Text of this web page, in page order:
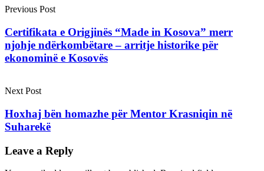
Previous Post
Certifikata e Origjinës “Made in Kosova” merr
njohje ndërkombëtare – arritje historike për
ekonominë e Kosovës
Next Post
Hoxhaj bën homazhe për Mentor Krasniqin në
Suharekë
Leave a Reply